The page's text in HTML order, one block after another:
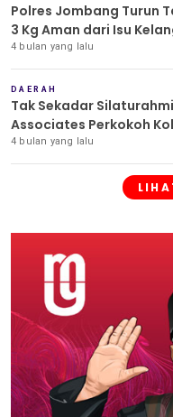
Polres Jombang Turun
3 Kg Aman dari Isu
4 bulan yang lalu
DAERAH
Tak Sekadar
Associates Perkokoh
4 bulan yang lalu